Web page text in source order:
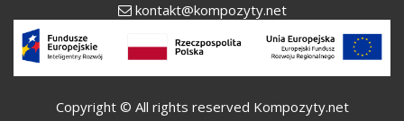
kontakt@kompozyty.net
Copyright © All rights reserved Kompozyty.net